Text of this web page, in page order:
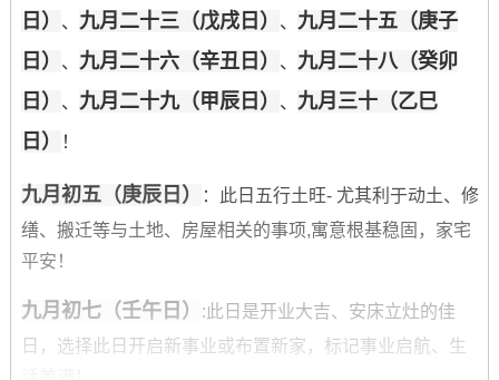
日）
、 九月二十三（戊戌日） 、 九月二十五（庚子
日）
、 九月二十六（辛丑日） 、 九月二十八（癸卯
日）
、 九月二十九（甲辰日） 、 九月三十（乙巳
日）
！
九月初五（庚辰日）
：此日五行土旺- 尤其利于动土、修
缮、搬迁等与土地、房屋相关的事项,寓意根基稳固，家宅
平安！
九月初七（壬午日）
:此日是开业大吉、安床立灶的佳
日，选择此日开启新事业或布置新家，标记事业启航、生